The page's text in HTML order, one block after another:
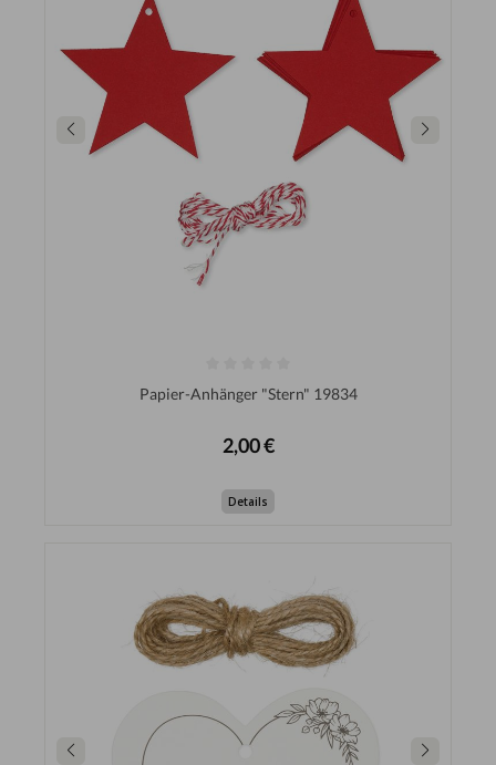
Papier-Anhänger "Stern" 19834
2,00 €
Details